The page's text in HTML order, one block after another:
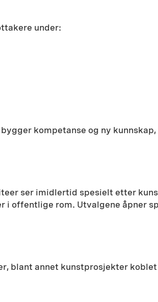
under:
kompetanse og ny
ser imidlertid spesielt etter
offentlige rom. Utvalgene åpner
blant annet kunstprosjekter